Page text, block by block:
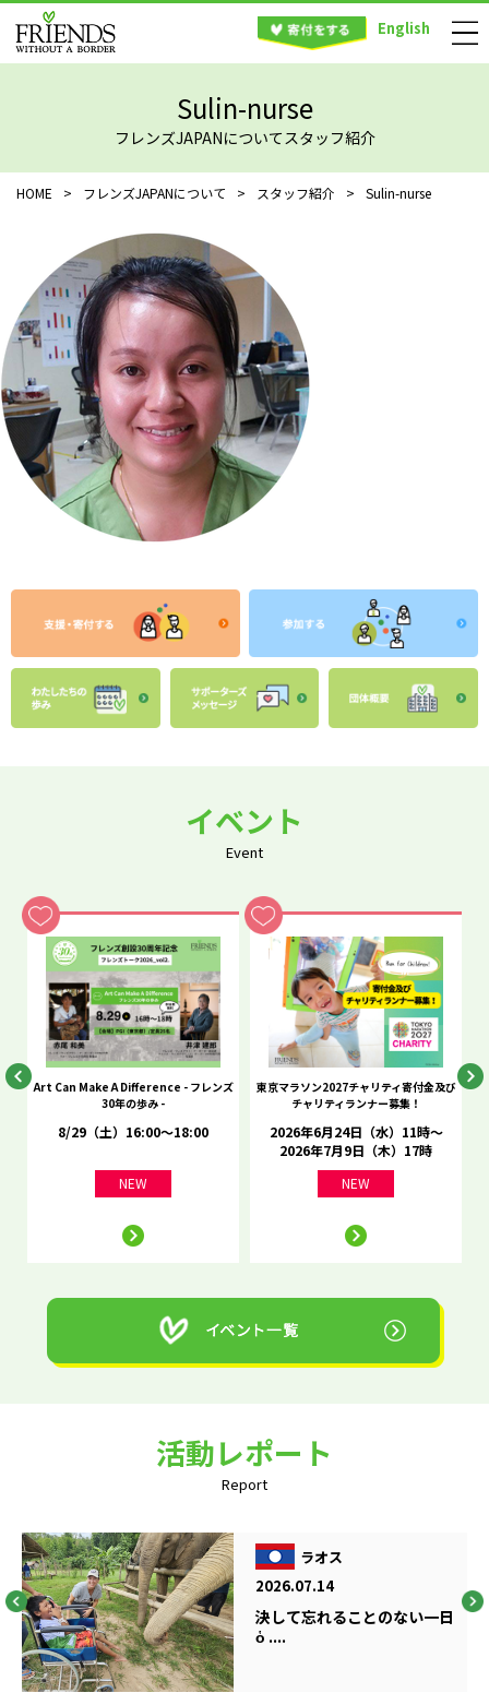
English
Sulin-nurse
フレンズJAPANについてスタッフ紹介
HOME > フレンズJAPANについて > スタッフ紹介 > Sulin-nurse
イベント
Event
Art Can Make A Difference - フレンズ
30年の歩み -
8/29（土）16:00～18:00
NEW
東京マラソン2027チャリティ寄付金及び
チャリティランナー募集！
2026年6月24日（水）11時～
2026年7月9日（木）17時
NEW
活動レポート
Report
ラオス
2026.07.14
決して忘れることのない一日
ὁ ....